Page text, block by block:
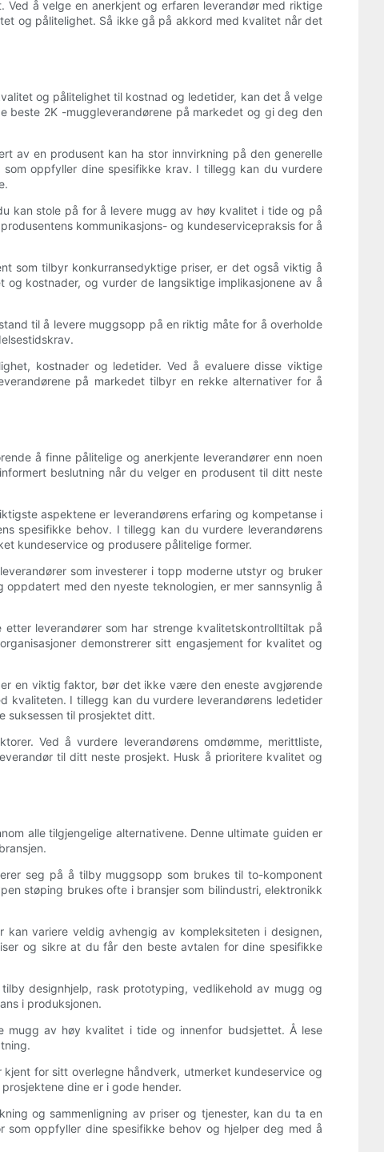
å velge en anerkjent og erfaren leverandør med riktige
og pålitelighet. Så ikke gå på akkord med kvalitet når det
og pålitelighet til kostnad og ledetider, kan det å velge
beste 2K -muggleverandørene på markedet og gi deg den
av en produsent kan ha stor innvirkning på den generelle
oppfyller dine spesifikke krav. I tillegg kan du vurdere
kan stole på for å levere mugg av høy kvalitet i tide og på
kommunikasjons- og kundeservicepraksis for å
som tilbyr konkurransedyktige priser, er det også viktig å
kostnader, og vurder de langsiktige implikasjonene av å
til å levere muggsopp på en riktig måte for å overholde
kostnader og ledetider. Ved å evaluere disse viktige
på markedet tilbyr en rekke alternativer for å
å finne pålitelige og anerkjente leverandører enn noen
beslutning når du velger en produsent til ditt neste
aspektene er leverandørens erfaring og kompetanse i
spesifikke behov. I tillegg kan du vurdere leverandørens
kundeservice og produsere pålitelige former.
som investerer i topp moderne utstyr og bruker
med den nyeste teknologien, er mer sannsynlig å
leverandører som har strenge kvalitetskontrolltiltak på
demonstrerer sitt engasjement for kvalitet og
en viktig faktor, bør det ikke være den eneste avgjørende
kvaliteten. I tillegg kan du vurdere leverandørens ledetider
suksessen til prosjektet ditt.
Ved å vurdere leverandørens omdømme, merittliste,
til ditt neste prosjekt. Husk å prioritere kvalitet og
alle tilgjengelige alternativene. Denne ultimate guiden er
seg på å tilby muggsopp som brukes til to-komponent
støping brukes ofte i bransjer som bilindustri, elektronikk
variere veldig avhengig av kompleksiteten i designen,
og sikre at du får den beste avtalen for dine spesifikke
designhjelp, rask prototyping, vedlikehold av mugg og
i produksjonen.
mugg av høy kvalitet i tide og innenfor budsjettet. Å lese
for sitt overlegne håndverk, utmerket kundeservice og
dine er i gode hender.
og sammenligning av priser og tjenester, kan du ta en
som oppfyller dine spesifikke behov og hjelper deg med å